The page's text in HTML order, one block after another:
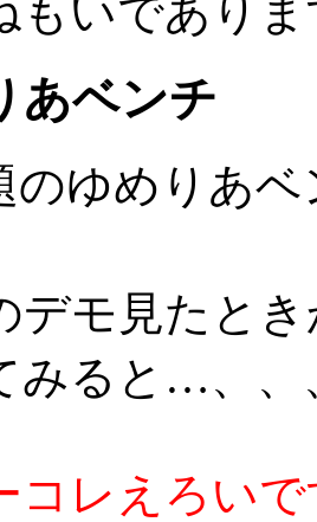
もいであり
あベンチ
のゆめりあ
デモ見たと
みると…、、
コレえろい